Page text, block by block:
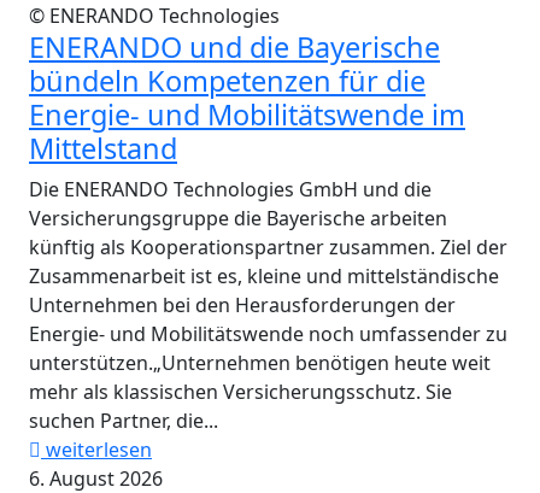
© ENERANDO Technologies
ENERANDO und die Bayerische
bündeln Kompetenzen für die
Energie- und Mobilitätswende im
Mittelstand
Die ENERANDO Technologies GmbH und die
Versicherungsgruppe die Bayerische arbeiten
künftig als Kooperationspartner zusammen. Ziel der
Zusammenarbeit ist es, kleine und mittelständische
Unternehmen bei den Herausforderungen der
Energie- und Mobilitätswende noch umfassender zu
unterstützen.„Unternehmen benötigen heute weit
mehr als klassischen Versicherungsschutz. Sie
suchen Partner, die...
weiterlesen
6. August 2026